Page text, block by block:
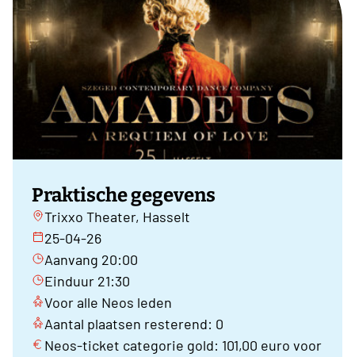
Praktische gegevens
Trixxo Theater, Hasselt
25-04-26
Aanvang 20:00
Einduur 21:30
Voor alle Neos leden
Aantal plaatsen resterend: 0
Neos-ticket categorie gold: 101,00 euro voor